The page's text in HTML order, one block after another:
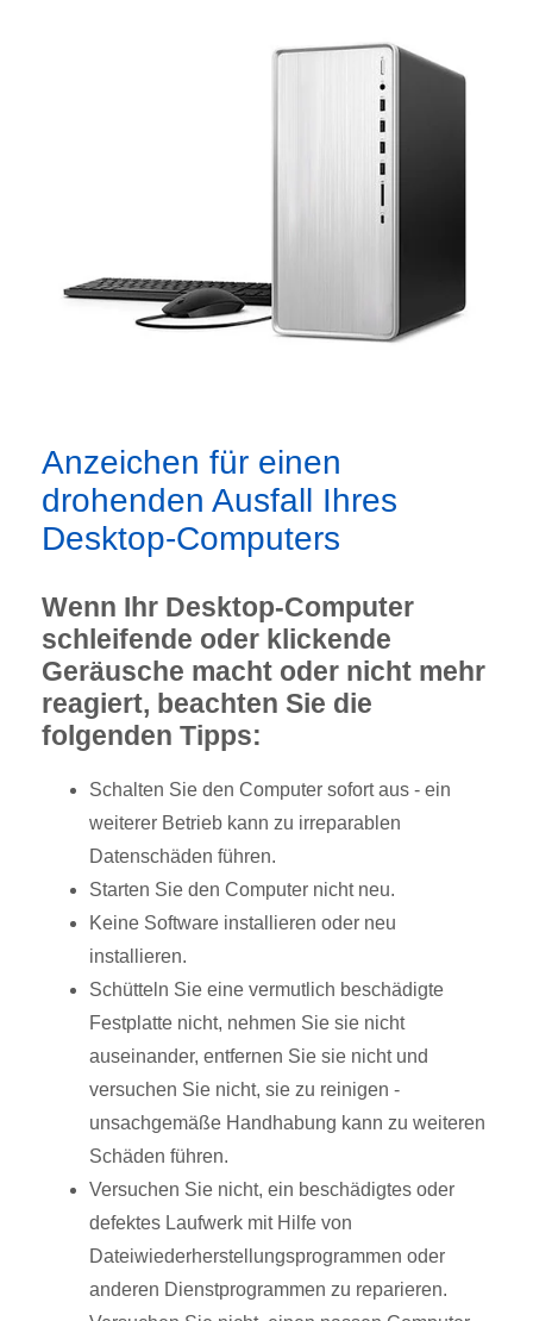
Anzeichen für einen
drohenden Ausfall Ihres
Desktop-Computers
Wenn Ihr Desktop-Computer
schleifende oder klickende
Geräusche macht oder nicht mehr
reagiert, beachten Sie die
folgenden Tipps:
Schalten Sie den Computer sofort aus - ein
weiterer Betrieb kann zu irreparablen
Datenschäden führen.
Starten Sie den Computer nicht neu.
Keine Software installieren oder neu
installieren.
Schütteln Sie eine vermutlich beschädigte
Festplatte nicht, nehmen Sie sie nicht
auseinander, entfernen Sie sie nicht und
versuchen Sie nicht, sie zu reinigen -
unsachgemäße Handhabung kann zu weiteren
Schäden führen.
Versuchen Sie nicht, ein beschädigtes oder
defektes Laufwerk mit Hilfe von
Dateiwiederherstellungsprogrammen oder
anderen Dienstprogrammen zu reparieren.